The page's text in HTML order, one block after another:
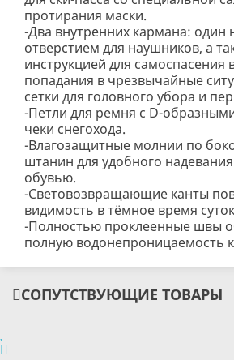
протирания маски.
-Два внутренних кармана: один
отверстием для наушников, а
инструкцией для самоспасения
попадания в чрезвычайные
сетки для головного убора и
-Петли для ремня с D-
чеки снегохода.
-Влагозащитные молнии по
штанин для удобного
обувью.
-Световозвращающие канты
видимость в тёмное время
-Полностью проклеенные швы
полную водонепроницаемость
СОПУТСТВУЮЩИЕ ТОВАРЫ